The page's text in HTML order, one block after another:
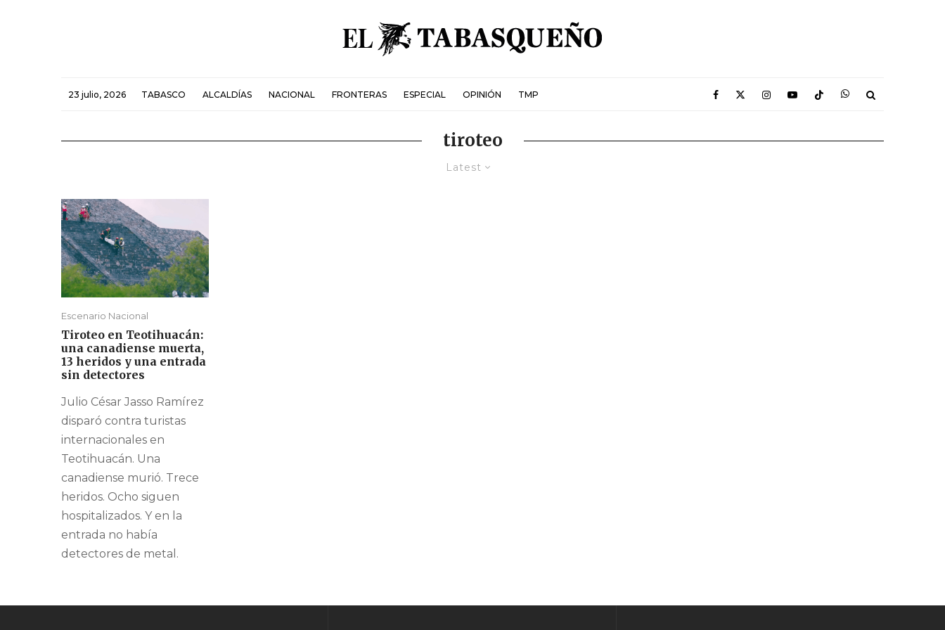
23 julio, 2026 TABASCO ALCALDÍAS NACIONAL FRONTERAS ESPECIAL OPINIÓN TMP
tiroteo
Latest
Escenario Nacional
Tiroteo en Teotihuacán:
una canadiense muerta,
13 heridos y una entrada
sin detectores
Julio César Jasso Ramírez
disparó contra turistas
internacionales en
Teotihuacán. Una
canadiense murió. Trece
heridos. Ocho siguen
hospitalizados. Y en la
entrada no había
detectores de metal.